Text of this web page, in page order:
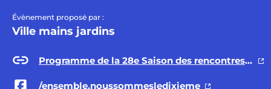
Évènement proposé par :
Ville mains jardins
Programme de la 28e Saison des rencontres interculturelles du 10e
/ensemble.noussommesledixieme